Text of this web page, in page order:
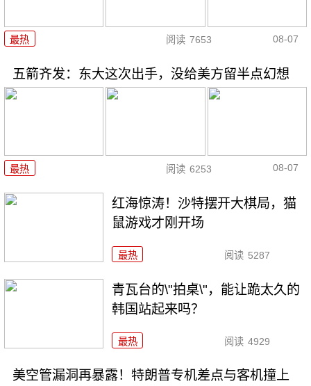
最热 阅读 7653 08-07
五箭齐发：东大这次出手，没给美方留半点幻想
最热 阅读 6253 08-07
红海惊涛！沙特摆开大棋局，猫
鼠游戏才刚开场
最热 阅读 5287
青瓦台的\"拍桌\"，能让跪太久的
韩国站起来吗？
最热 阅读 4929
美空管漏洞再暴露！特朗普专机差点与客机撞上